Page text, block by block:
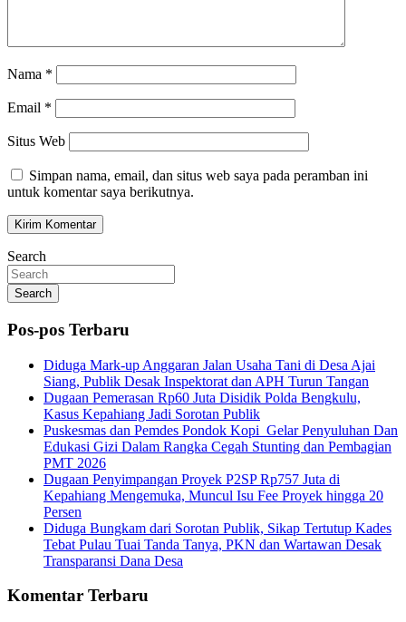
Nama *
Email *
Situs Web
Simpan nama, email, dan situs web saya pada peramban ini
untuk komentar saya berikutnya.
Search
Search
Pos-pos Terbaru
Diduga Mark-up Anggaran Jalan Usaha Tani di Desa Ajai
Siang, Publik Desak Inspektorat dan APH Turun Tangan
Dugaan Pemerasan Rp60 Juta Disidik Polda Bengkulu,
Kasus Kepahiang Jadi Sorotan Publik
Puskesmas dan Pemdes Pondok Kopi Gelar Penyuluhan Dan
Edukasi Gizi Dalam Rangka Cegah Stunting dan Pembagian
PMT 2026
Dugaan Penyimpangan Proyek P2SP Rp757 Juta di
Kepahiang Mengemuka, Muncul Isu Fee Proyek hingga 20
Persen
Diduga Bungkam dari Sorotan Publik, Sikap Tertutup Kades
Tebat Pulau Tuai Tanda Tanya, PKN dan Wartawan Desak
Transparansi Dana Desa
Komentar Terbaru